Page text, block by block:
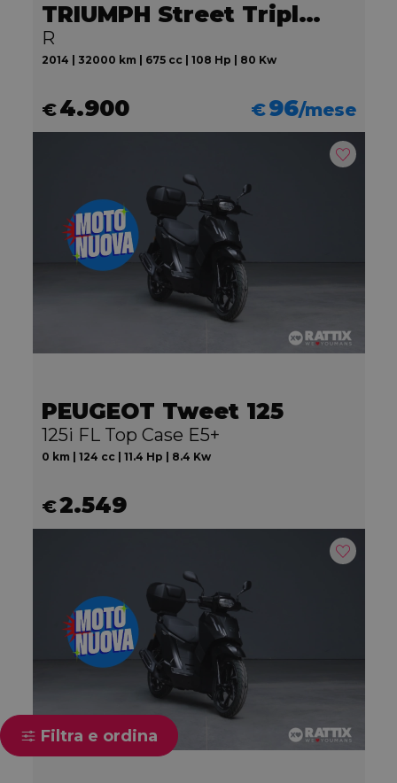
TRIUMPH Street Triple 675
R
2014 | 32000 km | 675 cc | 108 Hp | 80 Kw
€4.900 €96/mese
PEUGEOT Tweet 125
125i FL Top Case E5+
0 km | 124 cc | 11.4 Hp | 8.4 Kw
€2.549
Filtra e ordina